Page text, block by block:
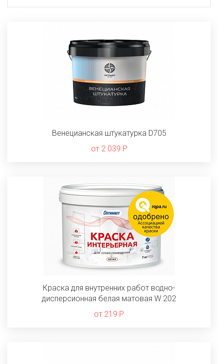
Венецианская штукатурка D705
от 2 039 Р
Краска для внутренних работ водно-
дисперсионная белая матовая W 202
от 219 Р